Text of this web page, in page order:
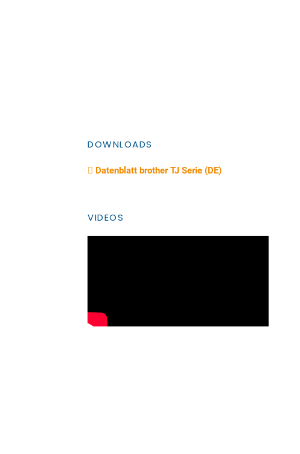
DOWNLOADS
Datenblatt brother TJ Serie (DE)
VIDEOS